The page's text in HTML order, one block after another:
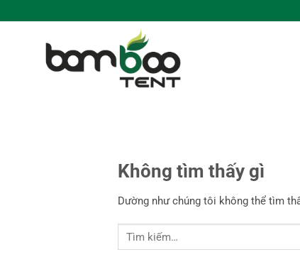
qua
Không tìm thấy gì
Dường như chúng tôi không thể tìm